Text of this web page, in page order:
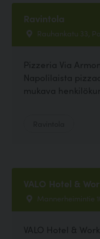
Ravintola
Rauhankatu 33,
Pizzeria Via
Napolilaista
mukava
VALO Hotel &
Mannerheimintie
VALO Hotel &